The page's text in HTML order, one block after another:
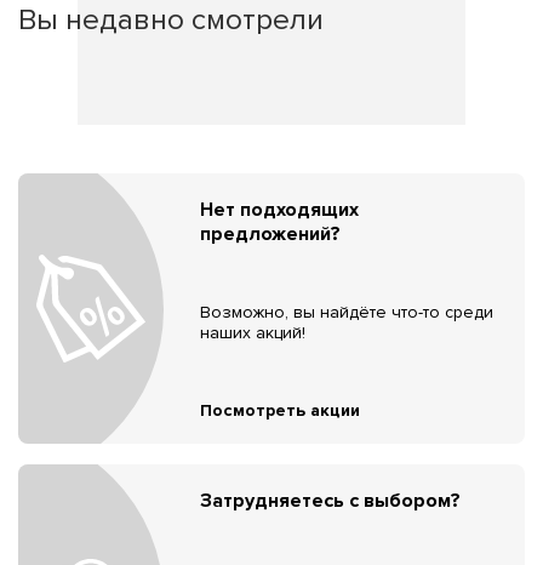
Вы недавно смотрели
Нет подходящих
предложений?
Возможно, вы найдёте что-то среди
наших акций!
Посмотреть акции
Затрудняетесь с выбором?